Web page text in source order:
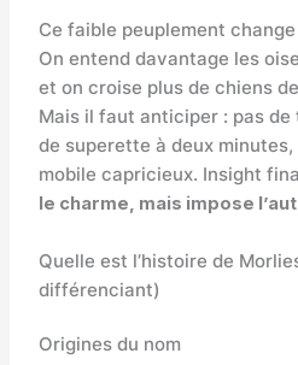
Ce faible peuplement
On entend davantage les
et on croise plus de chiens
Mais il faut anticiper : pas
de superette à deux
mobile capricieux. Insight
le charme, mais impose
Quelle est l’histoire de
différenciant)
Origines du nom